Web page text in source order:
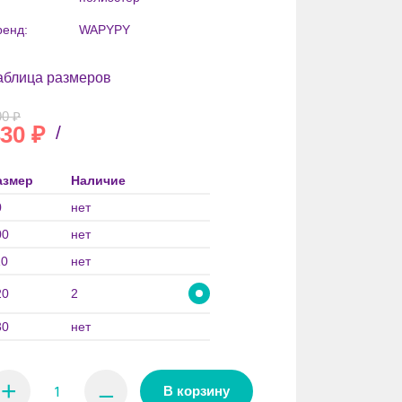
WAPYPY
размеров
₽
₽ /
Наличие
нет
нет
нет
2
нет
+ ⚊ В корзину